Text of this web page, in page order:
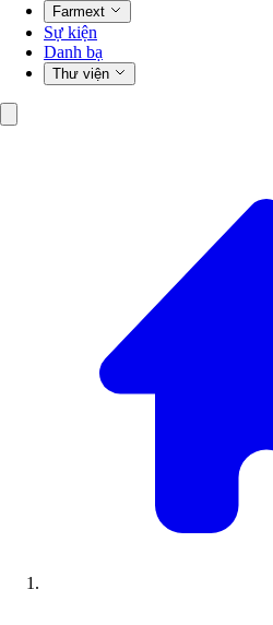
Farmext
Sự kiện
Danh bạ
Thư viện